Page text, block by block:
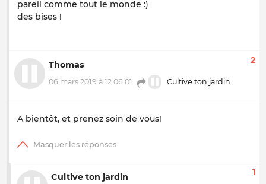
pareil comme tout le monde :)
des bises !
Thomas
06 mars 2019 à 12:06:01 Cultive ton jardin
2
A bientôt, et prenez soin de vous!
Cultive ton jardin 1